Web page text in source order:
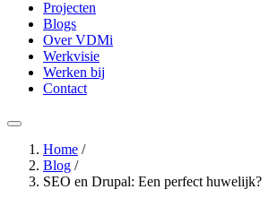
Projecten
Blogs
Over VDMi
Werkvisie
Werken bij
Contact
Home /
Blog /
SEO en Drupal: Een perfect huwelijk?